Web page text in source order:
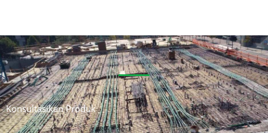
Konsultasikan Produk